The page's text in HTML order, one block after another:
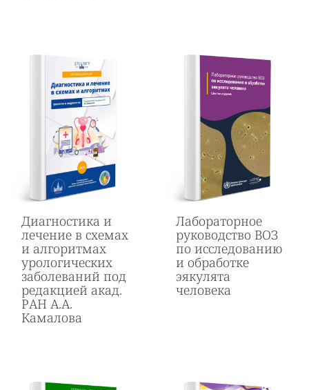
Диагностика и
лечение в схемах
и алгоритмах
урологических
заболеваний под
редакцией акад.
РАН А.А.
Камалова
Лабораторное
руководство ВОЗ
по исследованию
и обработке
эякулята
человека